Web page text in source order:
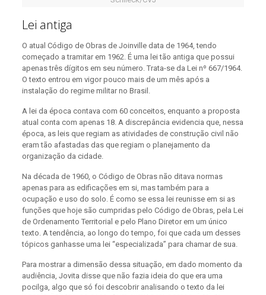
Lei antiga
O atual Código de Obras de Joinville data de 1964, tendo
começado a tramitar em 1962. É uma lei tão antiga que possui
apenas três dígitos em seu número. Trata-se da Lei nº 667/1964.
O texto entrou em vigor pouco mais de um mês após a
instalação do regime militar no Brasil.
A lei da época contava com 60 conceitos, enquanto a proposta
atual conta com apenas 18. A discrepância evidencia que, nessa
época, as leis que regiam as atividades de construção civil não
eram tão afastadas das que regiam o planejamento da
organização da cidade.
Na década de 1960, o Código de Obras não ditava normas
apenas para as edificações em si, mas também para a
ocupação e uso do solo. É como se essa lei reunisse em si as
funções que hoje são cumpridas pelo Código de Obras, pela Lei
de Ordenamento Territorial e pelo Plano Diretor em um único
texto. A tendência, ao longo do tempo, foi que cada um desses
tópicos ganhasse uma lei “especializada” para chamar de sua.
Para mostrar a dimensão dessa situação, em dado momento da
audiência, Jovita disse que não fazia ideia do que era uma
pocilga, algo que só foi descobrir analisando o texto da lei